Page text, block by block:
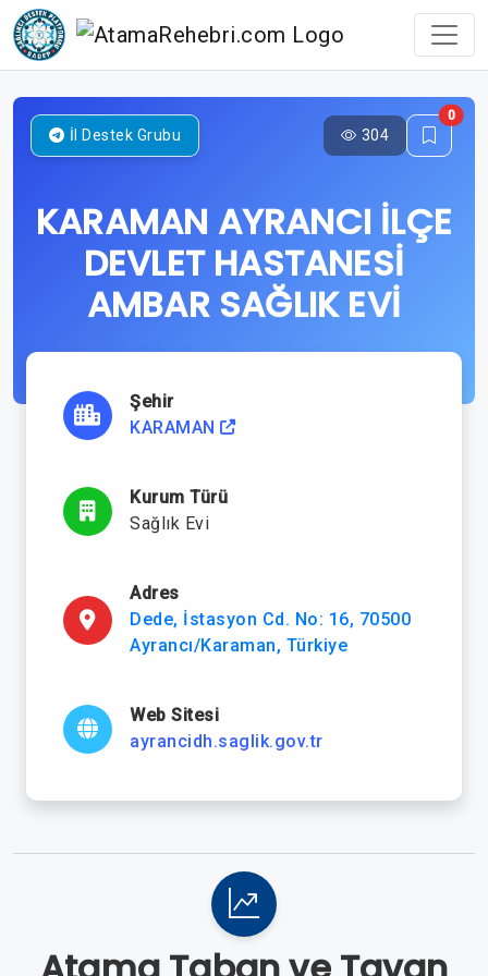
KARAMAN AYRANCI İLÇE
DEVLET HASTANESİ
AMBAR SAĞLIK EVİ
İl Destek Grubu 304
0
Şehir
KARAMAN
Kurum Türü
Sağlık Evi
Adres
Dede, İstasyon Cd. No: 16, 70500
Ayrancı/Karaman, Türkiye
Web Sitesi
ayrancidh.saglik.gov.tr